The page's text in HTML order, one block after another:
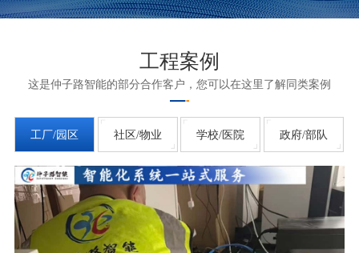
工程案例
这是仲子路智能的部分合作客户，您可以在这里了解同类案例
工厂/园区 社区/物业 学校/医院 政府/部队